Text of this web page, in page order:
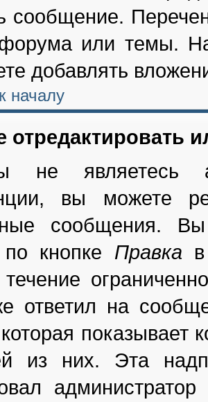
сообщение.
или темы.
добавлять
началу
отредактировать
не являетесь
вы можете
сообщения.
кнопке Правка
ответил на
показывает
из них. Эта